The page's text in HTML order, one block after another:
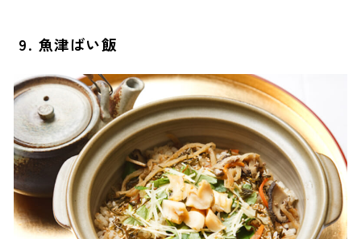
9. 魚津ばい飯